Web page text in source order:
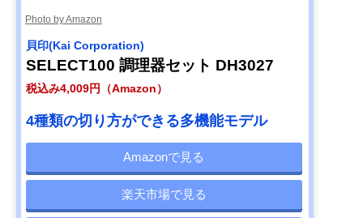
Amazonで見る
【筆者おすすめ】
Cuisinart(クイジ
ル スパイラルスラ
パターン
Photo by Amazon
貝印(Kai Corporation)
SELECT100 調理器セット DH3027
税込み4,009円（Amazon）
4種類の切り方ができる多機能モデル
Amazonで見る
楽天市場で見る